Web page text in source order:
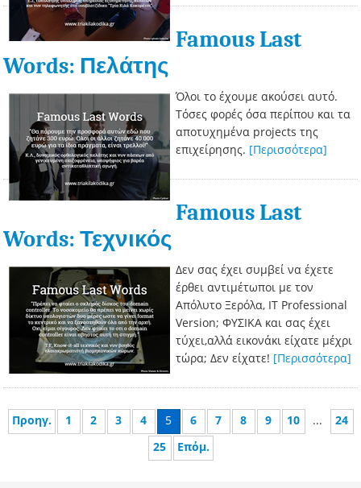
Famous Last
Words: Πελάτης
Όλοι το έχουμε ακούσει αυτό.
Τόσες φορές όσα περίπου και τα
αποτυχημένα projects της
επιχείρησης. [Περισσότερα]
Famous Last
Words: Τεχνικός
Δεν σας έχει συμβεί να έχετε
έρθει αντιμέτωποι με τον
Απόλυτο Ξερόλα, IT Professional
Version; ΦΥΣΙΚΑ και σας έχει
τύχει,αλλά εικονάκι είχατε μέχρι
τώρα; Δεν είχατε! [Περισσότερα]
Προηγ. 1 2 3 4 5 6 7 8 9 10 ...
24
25
Επόμ.